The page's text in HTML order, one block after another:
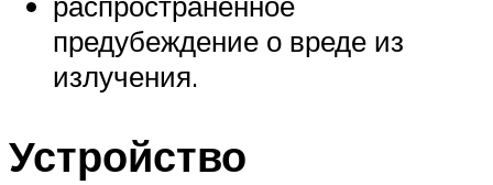
предубеждение о вреде из
излучения.
Устройство